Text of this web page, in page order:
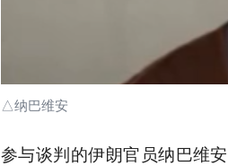
△纳巴维安
参与谈判的伊朗官员纳巴维